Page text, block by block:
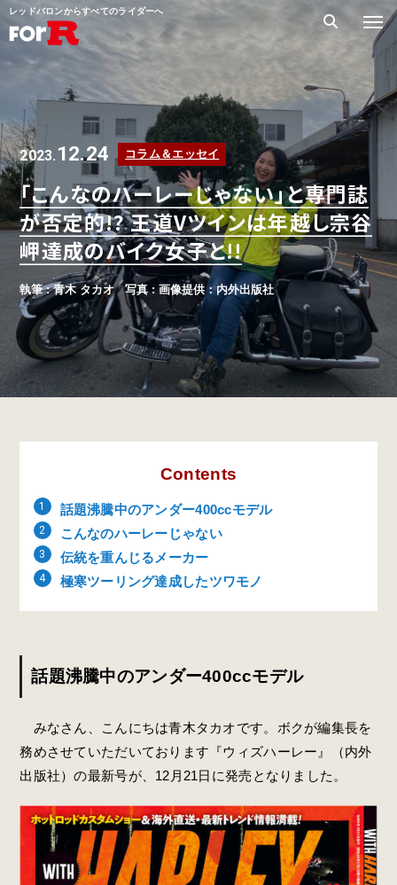
レッドバロンからすべてのライダーへ
2023. 12.24 コラム＆エッセイ
「こんなのハーレーじゃない」と専門誌
が否定的!? 王道Vツインは年越し宗谷
岬達成のバイク女子と!!
執筆 : 青木 タカオ 写真 : 画像提供：内外出版社
Contents
話題沸騰中のアンダー400ccモデル
こんなのハーレーじゃない
伝統を重んじるメーカー
極寒ツーリング達成したツワモノ
話題沸騰中のアンダー400ccモデル
みなさん、こんにちは青木タカオです。ボクが編集長を
務めさせていただいております『ウィズハーレー』（内外
出版社）の最新号が、12月21日に発売となりました。